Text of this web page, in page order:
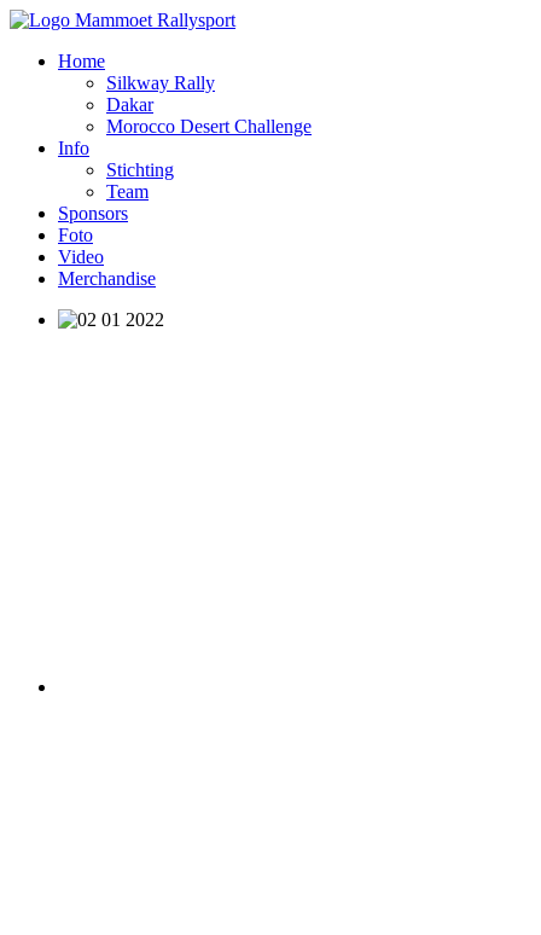
Home
Silkway Rally
Dakar
Morocco Desert Challenge
Info
Stichting
Team
Sponsors
Foto
Video
Merchandise